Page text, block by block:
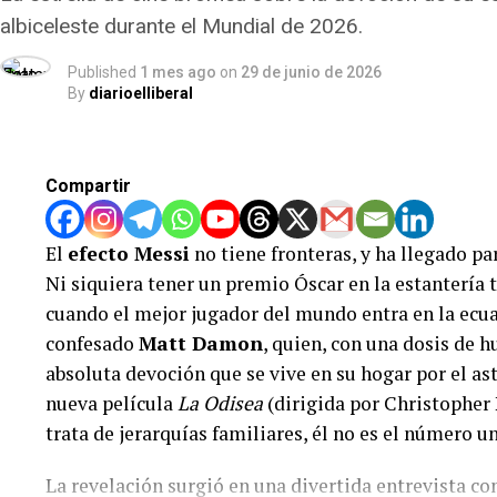
la FIFA actuó en abierta contradicción con sus
a las selecciones. Los asesores legales de Bélgica
vías jurídicas posibles para impugnar esta
celebrando la noticia en su red socialTruth Social
por «revertir una gran injusticia». Este escándalo
proximidad entre Infantino y el presidente
lupa tras la creación de un polémico «Premio de la
fútbol hoy se pregunta si las canchas se rigen por
albiceleste durante el Mundial de 2026.
Published 1 mes ago on 29 de junio de 2026
By diarioelliberal
Compartir
El efecto Messi no tiene fronteras, y ha llegado
Ni siquiera tener un premio Óscar en la estantería
cuando el mejor jugador del mundo entra en la
confesado Matt Damon, quien, con una dosis de
absoluta devoción que se vive en su hogar por el
nueva películaLa Odisea (dirigida por Christopher
trata de jerarquías familiares, él no es el número
La revelación surgió en una divertida entrevista